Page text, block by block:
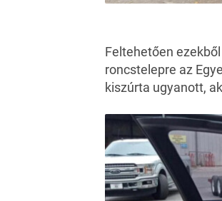
Feltehetően
roncstelepre az
kiszúrta ugyanott,